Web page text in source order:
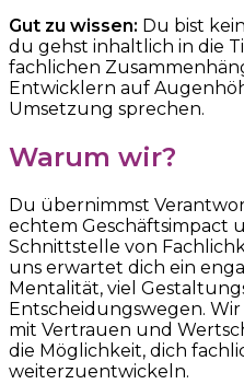
Gut zu wissen: Du bist
du gehst inhaltlich in die
fachlichen
Entwicklern auf
Umsetzung sprechen.
Warum wir?
Du übernimmst
echtem Geschäftsimpact
Schnittstelle von
uns erwartet dich ein
Mentalität, viel
Entscheidungswegen.
mit Vertrauen und
die Möglichkeit, dich
weiterzuentwickeln.